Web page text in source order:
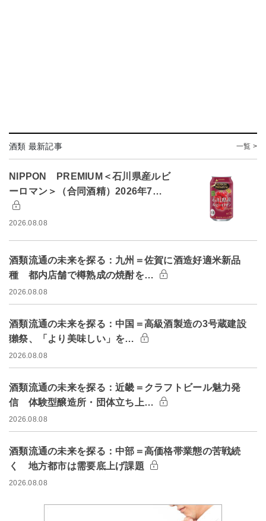
酒類 最新記事 一覧 >
NIPPON PREMIUM＜石川県産ルビ
ーロマン＞（合同酒精）2026年7…
2026.08.08
酒類流通の未来を探る：九州＝佐賀に酒造好適米新品
種 都内店舗で樽熟成の焼酎を…
2026.08.08
酒類流通の未来を探る：中国＝高級酒製造の3号蔵建設
獺祭、「より美味しい」を…
2026.08.08
酒類流通の未来を探る：近畿＝クラフトビール魅力発
信 体験型醸造所・団体立ち上…
2026.08.08
酒類流通の未来を探る：中部＝高価格帯業態の苦戦続
く 地方都市は需要底上げ課題
2026.08.08